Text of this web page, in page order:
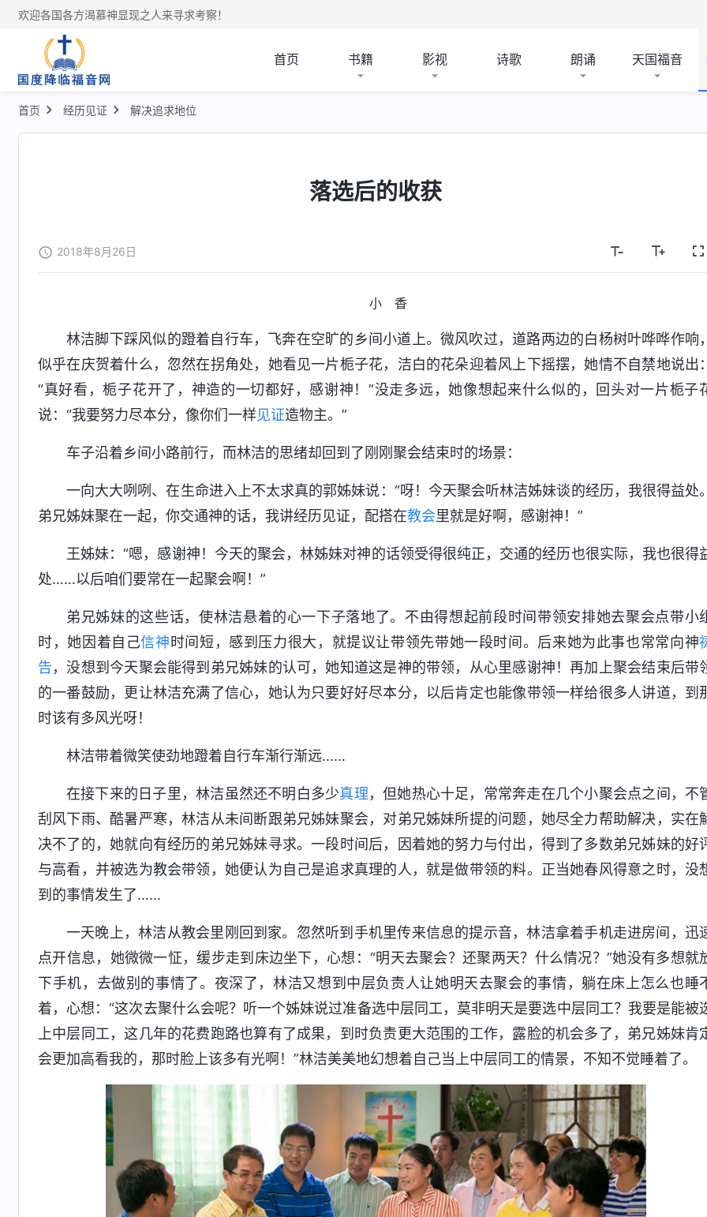
欢迎各国各方渴慕神显现之人来寻求考察！
首页 书籍 影视 诗歌 朗诵 天国福音
首页 经历见证 解决追求地位
落选后的收获
2018年8月26日
小 香
林洁脚下踩风似的蹬着自行车，飞奔在空旷的乡间小道上。微风吹过，道路两边的白杨树叶哗哗作响，
似乎在庆贺着什么，忽然在拐角处，她看见一片栀子花，洁白的花朵迎着风上下摇摆，她情不自禁地说出：
“真好看，栀子花开了，神造的一切都好，感谢神！”没走多远，她像想起来什么似的，回头对一片栀子
说：“我要努力尽本分，像你们一样见证造物主。”
车子沿着乡间小路前行，而林洁的思绪却回到了刚刚聚会结束时的场景：
一向大大咧咧、在生命进入上不太求真的郭姊妹说：“呀！今天聚会听林洁姊妹谈的经历，我很得益处。
弟兄姊妹聚在一起，你交通神的话，我讲经历见证，配搭在教会里就是好啊，感谢神！”
王姊妹：“嗯，感谢神！今天的聚会，林姊妹对神的话领受得很纯正，交通的经历也很实际，我也很得
处……以后咱们要常在一起聚会啊！”
弟兄姊妹的这些话，使林洁悬着的心一下子落地了。不由得想起前段时间带领安排她去聚会点带小
时，她因着自己信神时间短，感到压力很大，就提议让带领先带她一段时间。后来她为此事也常常向神
告，没想到今天聚会能得到弟兄姊妹的认可，她知道这是神的带领，从心里感谢神！再加上聚会结束后带
的一番鼓励，更让林洁充满了信心，她认为只要好好尽本分，以后肯定也能像带领一样给很多人讲道，到
时该有多风光呀！
林洁带着微笑使劲地蹬着自行车渐行渐远……
在接下来的日子里，林洁虽然还不明白多少真理，但她热心十足，常常奔走在几个小聚会点之间，不
刮风下雨、酷暑严寒，林洁从未间断跟弟兄姊妹聚会，对弟兄姊妹所提的问题，她尽全力帮助解决，实在
决不了的，她就向有经历的弟兄姊妹寻求。一段时间后，因着她的努力与付出，得到了多数弟兄姊妹的好
与高看，并被选为教会带领，她便认为自己是追求真理的人，就是做带领的料。正当她春风得意之时，没
到的事情发生了……
一天晚上，林洁从教会里刚回到家。忽然听到手机里传来信息的提示音，林洁拿着手机走进房间，迅
点开信息，她微微一怔，缓步走到床边坐下，心想：“明天去聚会？还聚两天？什么情况？”她没有多想就
下手机，去做别的事情了。夜深了，林洁又想到中层负责人让她明天去聚会的事情，躺在床上怎么也睡
着，心想：“这次去聚什么会呢？听一个姊妹说过准备选中层同工，莫非明天是要选中层同工？我要是能被
上中层同工，这几年的花费跑路也算有了成果，到时负责更大范围的工作，露脸的机会多了，弟兄姊妹肯
会更加高看我的，那时脸上该多有光啊！”林洁美美地幻想着自己当上中层同工的情景，不知不觉睡着了。